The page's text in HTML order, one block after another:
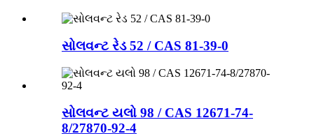
સોલવન્ટ રેડ 52 / CAS 81-39-0
સોલવન્ટ યલો 98 / CAS 12671-74-
8/27870-92-4